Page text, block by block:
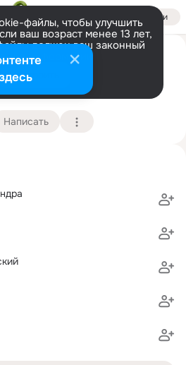
Войти
файлы, чтобы улучшить
ваш возраст менее 13 лет,
должен ваш законный
информации
Настроить
Стариков
11 января (48 лет)
автомобильно-дорожный
Подробнее
Написать